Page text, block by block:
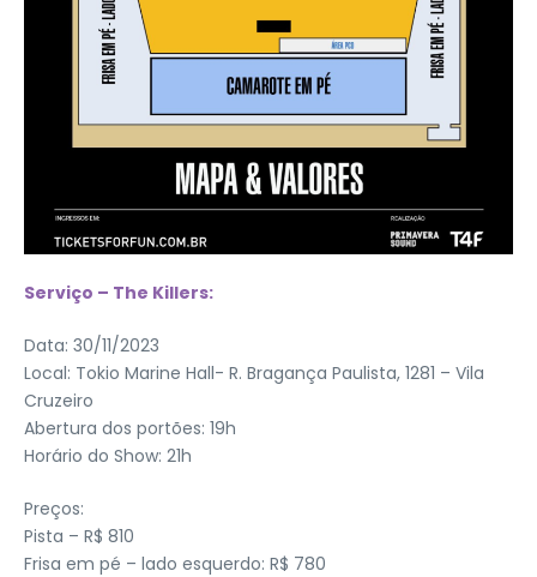
Serviço – The Killers:
Data: 30/11/2023
Local: Tokio Marine Hall- R. Bragança Paulista, 1281 – Vila
Cruzeiro
Abertura dos portões: 19h
Horário do Show: 21h
Preços:
Pista – R$ 810
Frisa em pé – lado esquerdo: R$ 780